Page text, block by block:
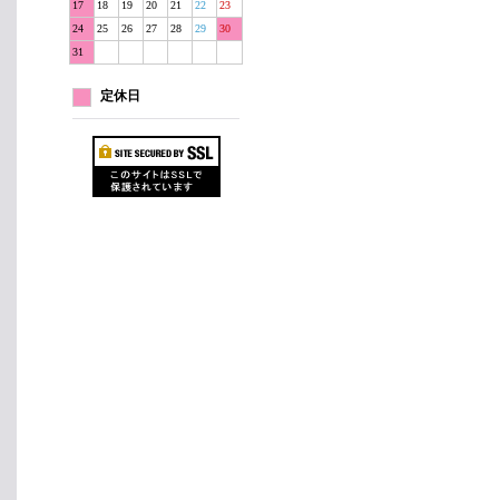
17 18 19 20 21 22
23
24
25 26 27 28 29
30
31
定休日